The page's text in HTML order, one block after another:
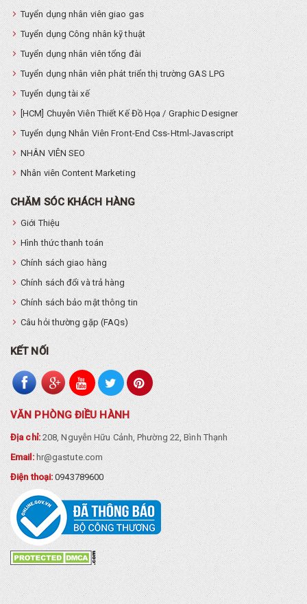
Tuyển dụng nhân viên giao gas
Tuyển dụng Công nhân kỹ thuật
Tuyển dụng nhân viên tổng đài
Tuyển dụng nhân viên phát triển thị trường GAS LPG
Tuyển dụng tài xế
[HCM] Chuyên Viên Thiết Kế Đồ Họa / Graphic Designer
Tuyển dụng Nhân Viên Front-End Css-Html-Javascript
NHÂN VIÊN SEO
Nhân viên Content Marketing
CHĂM SÓC KHÁCH HÀNG
Giới Thiệu
Hình thức thanh toán
Chính sách giao hàng
Chính sách đổi và trả hàng
Chính sách bảo mật thông tin
Câu hỏi thường gặp (FAQs)
KẾT NỐI
VĂN PHÒNG ĐIỀU HÀNH
Địa chỉ:208, Nguyễn Hữu Cảnh, Phường 22, Bình Thạnh
Email: hr@gastute.com
Điện thoại:0943789600